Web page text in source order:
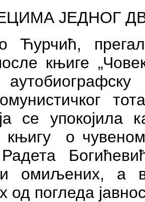
ЈЕДНОГ
Ћурчић,
књиге
се
књигу о
омиљених, а
од погледа